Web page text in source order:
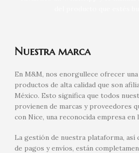
Nuestra marca
En M&M, nos enorgullece ofrecer una
productos de alta calidad que son
México. Esto significa que todos
provienen de marcas y proveedores
con Nice, una reconocida empresa en
La gestión de nuestra plataforma, así
de pagos y envíos, están